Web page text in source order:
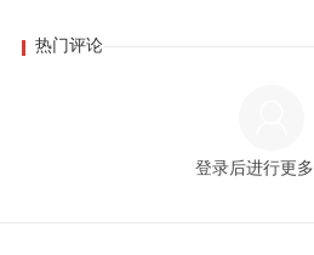
热门评论
登录后进行更